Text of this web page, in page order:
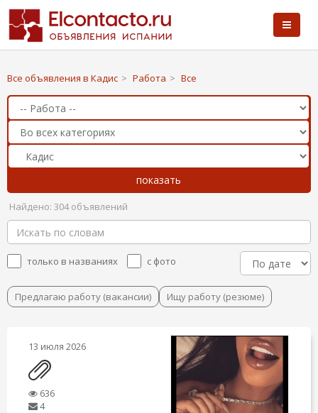
Все объявления в Кадис > Работа > Все
Найдено: 304 объявлений
только в названиях с фото
Предлагаю работу (вакансии) Ищу работу (резюме)
13 июля 2026
636
4